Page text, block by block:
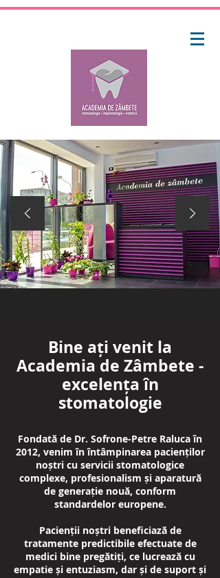
Bine ați venit la
Academia de Zâmbete -
excelența în
stomatologie
Fondată de Dr. Sofrone-Petre Raluca în
2012, venim în întâmpinarea pacienților
noștri cu servicii stomatologice
complexe, profesionalism și aparatură
de generație nouă, conform
standardelor europene.
Pacienții noștri beneficiază de
tratamente predictibile efectuate de
medici bine pregătiți, ce lucrează cu
empatie și entuziasm, dar și de suport și